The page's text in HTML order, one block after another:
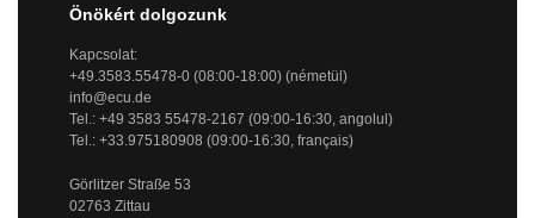
Önökért dolgozunk
Kapcsolat:
+49.3583.55478-0 (08:00-18:00) (németül)
info@ecu.de
Tel.: +49 3583 55478-2167 (09:00-16:30, angolul)
Tel.: +33.975180908 (09:00-16:30, français)
Görlitzer Straße 53
02763 Zittau